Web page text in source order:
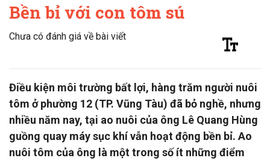
Bền bỉ với con tôm sú
Chưa có đánh giá về bài viết
Điều kiện môi trường bất lợi, hàng trăm người nuôi
tôm ở phường 12 (TP. Vũng Tàu) đã bỏ nghề, nhưng
nhiều năm nay, tại ao nuôi của ông Lê Quang Hùng
guồng quay máy sục khí vẫn hoạt động bền bỉ. Ao
nuôi tôm của ông là một trong số ít những điểm